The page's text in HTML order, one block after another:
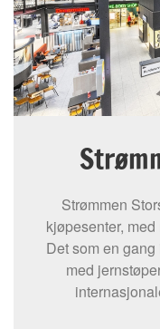
Strømmen
kjøpesenter,
Det som en
med